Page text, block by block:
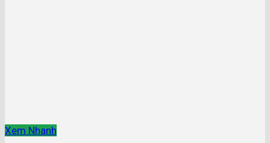
Xem Nhanh